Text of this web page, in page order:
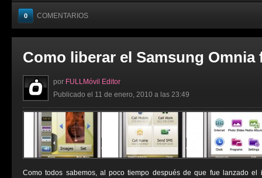
0 COMENTARIOS
Como liberar el Samsung
por FULLMóvil Editor
Publicado el 11 de enero, 2010 a las 23:49
Como todos sabemos, al poco tiempo después de que fue lanzado el